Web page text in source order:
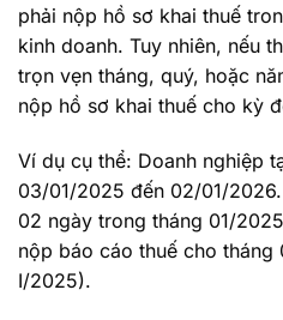
phải nộp hồ sơ khai thuế
kinh doanh. Tuy nhiên, nếu
trọn vẹn tháng, quý, hoặc
nộp hồ sơ khai thuế cho kỳ
Ví dụ cụ thể: Doanh nghiệp
03/01/2025 đến 02/01/
02 ngày trong tháng 01/
nộp báo cáo thuế cho
I/2025).